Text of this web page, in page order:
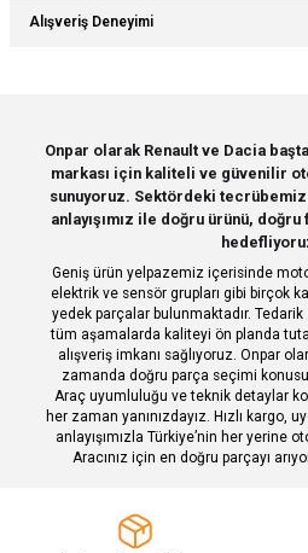
Bu ürünün fiyat bilgisi, resim, ürün
yetersiz gördüğünüz noktaları öneri
Ürün resmi kalitesiz, bozuk veya
Ürün açıklamasında eksik bilgiler
Ürün bilgilerinde hatalar bulunuyor.
Ürün fiyatı diğer sitelerden daha
Bu ürüne benzer farklı alternatifler
Gönder
Alışveriş Deneyimi
Deneyimini
Onpar olarak Renault ve Dacia
markası için kaliteli ve güvenilir
sunuyoruz. Sektördeki
anlayışımız ile doğru ürünü,
Geniş ürün yelpazemiz içerisinde
elektrik ve sensör grupları gibi birçok
yedek parçalar bulunmaktadır.
tüm aşamalarda kaliteyi ön planda
alışveriş imkanı sağlıyoruz. Onpar
zamanda doğru parça seçimi
Araç uyumluluğu ve teknik detaylar
her zaman yanınızdayız. Hızlı kargo,
anlayışımızla Türkiye’nin her yerine
Aracınız için en doğru parçayı